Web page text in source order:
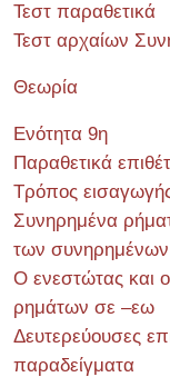
Τεστ παραθετικά
Τεστ αρχαίων
Θεωρία
Ενότητα 9η
Παραθετικά
Τρόπος
Συνηρημένα
των
Ο ενεστώτας και
ρημάτων σε –εω
Δευτερεύουσες
παραδείγματα